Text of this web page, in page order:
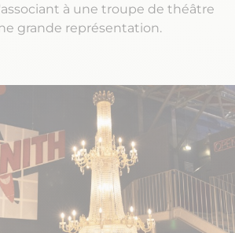
à une troupe de théâtre
grande représentation.